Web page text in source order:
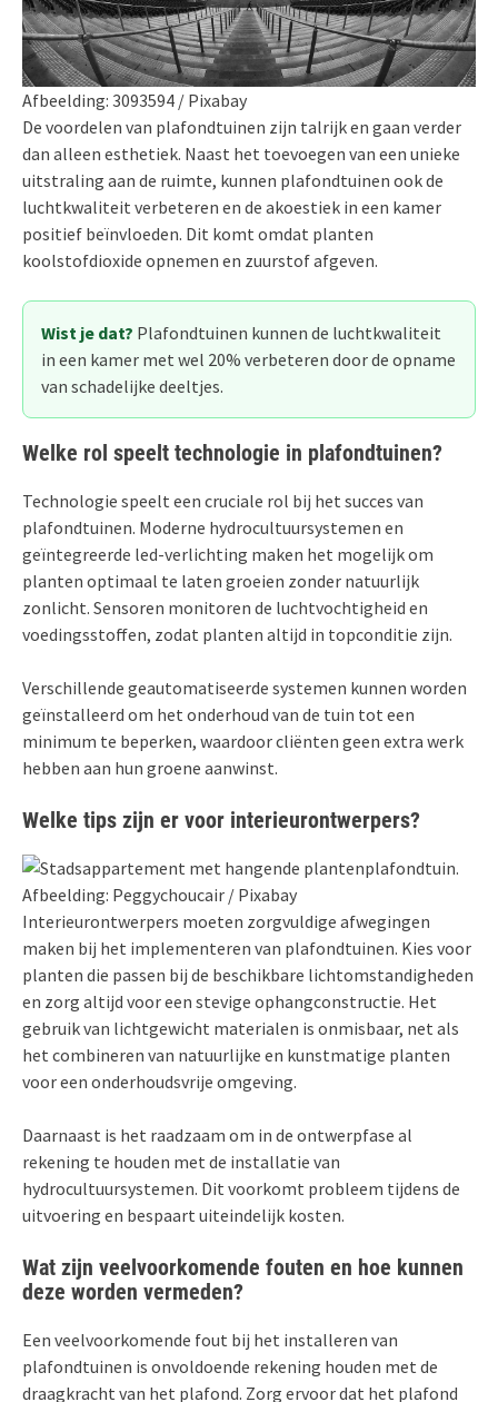
Afbeelding: 3093594 / Pixabay
De voordelen van plafondtuinen zijn talrijk en gaan verder
dan alleen esthetiek. Naast het toevoegen van een unieke
uitstraling aan de ruimte, kunnen plafondtuinen ook de
luchtkwaliteit verbeteren en de akoestiek in een kamer
positief beïnvloeden. Dit komt omdat planten
koolstofdioxide opnemen en zuurstof afgeven.
Wist je dat? Plafondtuinen kunnen de luchtkwaliteit
in een kamer met wel 20% verbeteren door de opname
van schadelijke deeltjes.
Welke rol speelt technologie in plafondtuinen?
Technologie speelt een cruciale rol bij het succes van
plafondtuinen. Moderne hydrocultuursystemen en
geïntegreerde led-verlichting maken het mogelijk om
planten optimaal te laten groeien zonder natuurlijk
zonlicht. Sensoren monitoren de luchtvochtigheid en
voedingsstoffen, zodat planten altijd in topconditie zijn.
Verschillende geautomatiseerde systemen kunnen worden
geïnstalleerd om het onderhoud van de tuin tot een
minimum te beperken, waardoor cliënten geen extra werk
hebben aan hun groene aanwinst.
Welke tips zijn er voor interieurontwerpers?
Afbeelding: Peggychoucair / Pixabay
Interieurontwerpers moeten zorgvuldige afwegingen
maken bij het implementeren van plafondtuinen. Kies voor
planten die passen bij de beschikbare lichtomstandigheden
en zorg altijd voor een stevige ophangconstructie. Het
gebruik van lichtgewicht materialen is onmisbaar, net als
het combineren van natuurlijke en kunstmatige planten
voor een onderhoudsvrije omgeving.
Daarnaast is het raadzaam om in de ontwerpfase al
rekening te houden met de installatie van
hydrocultuursystemen. Dit voorkomt probleem tijdens de
uitvoering en bespaart uiteindelijk kosten.
Wat zijn veelvoorkomende fouten en hoe kunnen
deze worden vermeden?
Een veelvoorkomende fout bij het installeren van
plafondtuinen is onvoldoende rekening houden met de
draagkracht van het plafond. Zorg ervoor dat het plafond